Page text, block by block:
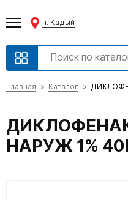
п. Кадый
Главная Каталог
НАРУЖ 1%